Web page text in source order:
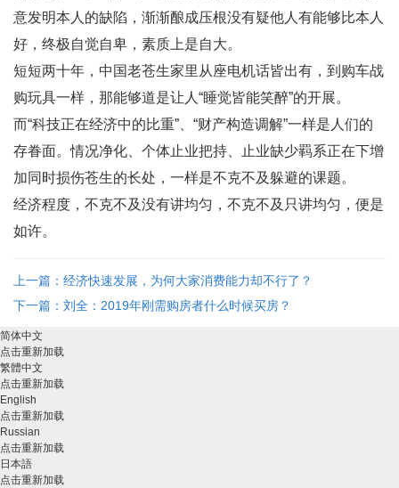
意发明本人的缺陷，渐渐酿成压根没有疑他人有能够比本人
好，终极自觉自卑，素质上是自大。
短短两十年，中国老苍生家里从座电机话皆出有，到购车战
购玩具一样，那能够道是让人“睡觉皆能笑醉”的开展。
而“科技正在经济中的比重”、“财产构造调解”一样是人们的
存眷面。情况净化、个体止业把持、止业缺少羁系正在下增
加同时损伤苍生的长处，一样是不克不及躲避的课题。
经济程度，不克不及没有讲均匀，不克不及只讲均匀，便是
如许。
上一篇：经济快速发展，为何大家消费能力却不行了？
下一篇：刘全：2019年刚需购房者什么时候买房？
简体中文
点击重新加载
繁體中文
点击重新加载
English
点击重新加载
Russian
点击重新加载
日本語
点击重新加载